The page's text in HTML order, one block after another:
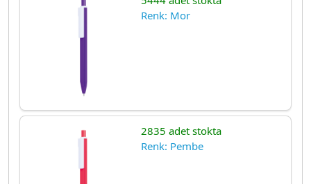
Renk: Mor
2835 adet stokta
Renk: Pembe